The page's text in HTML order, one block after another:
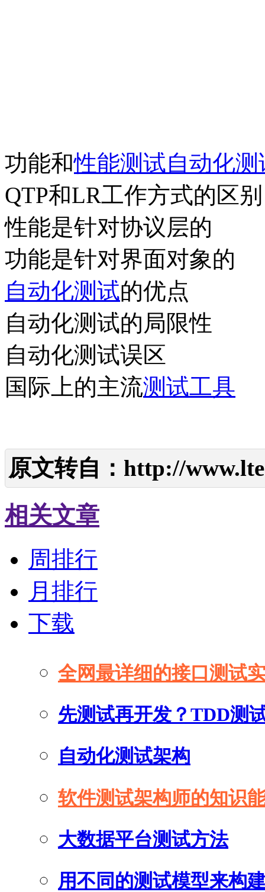
功能和性能测试自动化测
QTP和LR工作方式的区别
性能是针对协议层的
功能是针对界面对象的
自动化测试的优点
自动化测试的局限性
自动化测试误区
国际上的主流测试工具
原文转自： http://
相关文章
周排行
月排行
下载
全网最详细的接口测试
先测试再开发？TDD测
自动化测试架构
软件测试架构师的知识
大数据平台测试方法
用不同的测试模型来构